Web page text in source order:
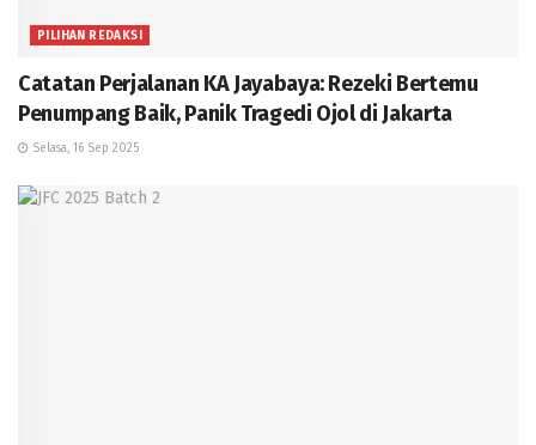
PILIHAN REDAKSI
Catatan Perjalanan KA Jayabaya: Rezeki Bertemu
Penumpang Baik, Panik Tragedi Ojol di Jakarta
Selasa, 16 Sep 2025